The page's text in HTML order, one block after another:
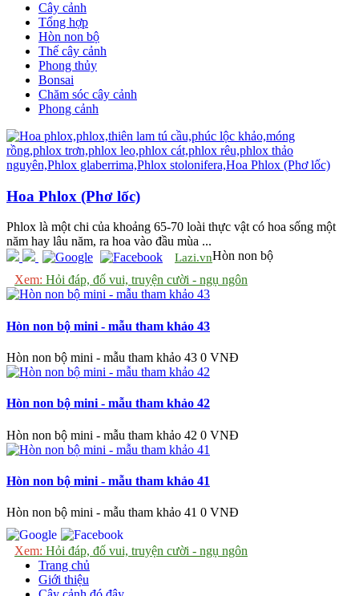
Cây cảnh
Tổng hợp
Hòn non bộ
Thế cây cảnh
Phong thủy
Bonsai
Chăm sóc cây cảnh
Phong cảnh
Hoa Phlox (Phơ lốc)
Phlox là một chi của khoảng 65-70 loài thực vật có hoa sống một
năm hay lâu năm, ra hoa vào đầu mùa ...
Lazi.vn
Xem: Hỏi đáp, đố vui, truyện cười - ngụ ngôn
Hòn non bộ
Hòn non bộ mini - mẫu tham khảo 43
Hòn non bộ mini - mẫu tham khảo 43 0 VNĐ
Hòn non bộ mini - mẫu tham khảo 42
Hòn non bộ mini - mẫu tham khảo 42 0 VNĐ
Hòn non bộ mini - mẫu tham khảo 41
Hòn non bộ mini - mẫu tham khảo 41 0 VNĐ
Xem: Hỏi đáp, đố vui, truyện cười - ngụ ngôn
Trang chủ
Giới thiệu